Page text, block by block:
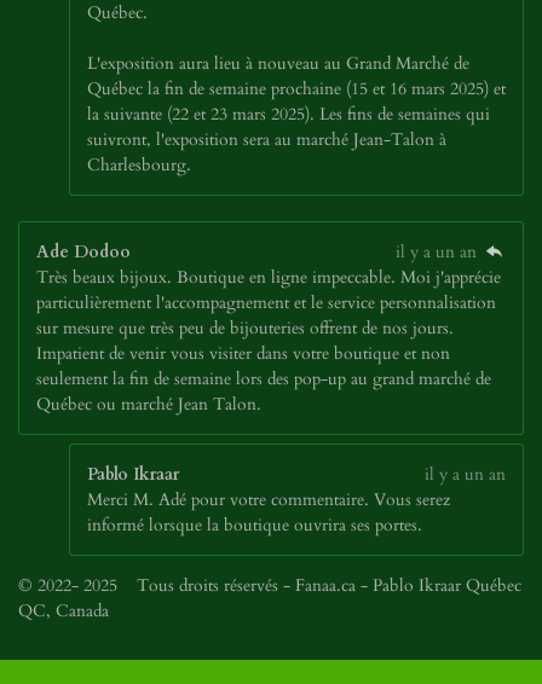
Québec.
L'exposition aura lieu à nouveau au Grand Marché de
Québec la fin de semaine prochaine (15 et 16 mars 2025) et
la suivante (22 et 23 mars 2025). Les fins de semaines qui
suivront, l'exposition sera au marché Jean-Talon à
Charlesbourg.
Ade Dodoo
il y a un an
Très beaux bijoux. Boutique en ligne impeccable. Moi j'apprécie
particulièrement l'accompagnement et le service personnalisation
sur mesure que très peu de bijouteries offrent de nos jours.
Impatient de venir vous visiter dans votre boutique et non
seulement la fin de semaine lors des pop-up au grand marché de
Québec ou marché Jean Talon.
Pablo Ikraar
il y a un an
Merci M. Adé pour votre commentaire. Vous serez
informé lorsque la boutique ouvrira ses portes.
© 2022- 2025 Tous droits réservés - Fanaa.ca - Pablo Ikraar Québec
QC, Canada